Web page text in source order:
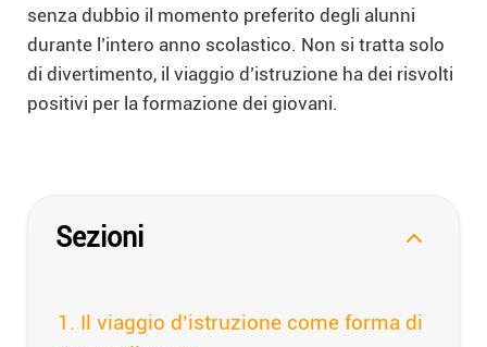
senza dubbio il momento preferito degli alunni
durante l’intero anno scolastico. Non si tratta solo
di divertimento, il viaggio d’istruzione ha dei risvolti
positivi per la formazione dei giovani.
Sezioni
Il viaggio d’istruzione come forma di